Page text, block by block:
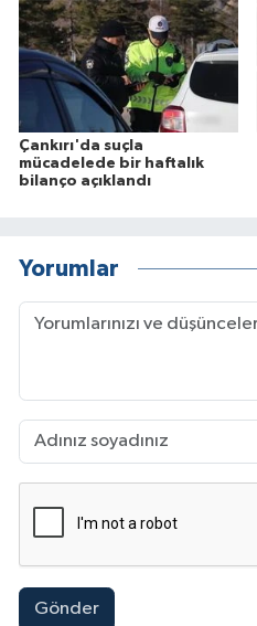
Çankırı'da suçla
mücadelede bir haftalık
bilanço açıklandı
Yorumlar
Gönder